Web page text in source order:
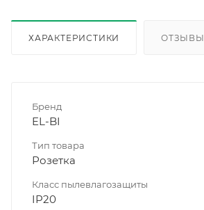
ХАРАКТЕРИСТИКИ ОТЗЫВЫ
Бренд
EL-BI
Тип товара
Розетка
Класс пылевлагозащиты
IP20